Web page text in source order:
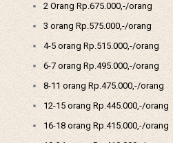
2 Orang Rp.675.000,-/orang
3 orang Rp.575.000,-/orang
4-5 orang Rp.515.000,-/orang
6-7 orang Rp.495.000,-/orang
8-11 orang Rp.475.000,-/orang
12-15 orang Rp.445.000,-/orang
16-18 orang Rp.415.000,-/orang